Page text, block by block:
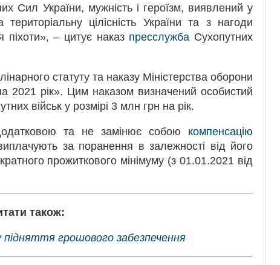
Сил України, мужність і героїзм, виявлений у
цілісність України та з нагоди
піхоти», – цитує наказ пресслужба Сухопутних
статуту та наказу Міністерства оборони
2021 рік». Цим наказом визначений особистий
військ у розмірі 3 млн грн на рік.
та не замінює собою компенсацію
за поранення в залежності від його
прожиткового мінімуму (з 01.01.2021 від
також:
грошового забезпечення